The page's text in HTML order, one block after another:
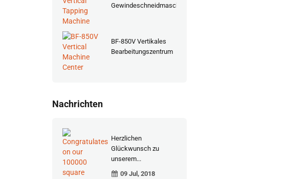
Gewindeschneidmaschine
BF-850V Vertikales
Bearbeitungszentrum
Nachrichten
Herzlichen
Glückwunsch zu
unserem...
09 Jul, 2018